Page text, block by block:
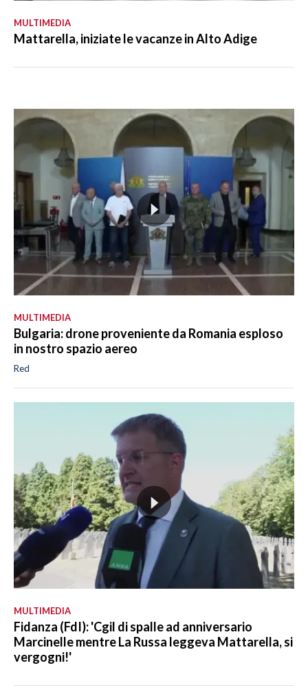
MULTIMEDIA
Mattarella, iniziate le vacanze in Alto Adige
MULTIMEDIA
Bulgaria: drone proveniente da Romania esploso
in nostro spazio aereo
Red
MULTIMEDIA
Fidanza (FdI): 'Cgil di spalle ad anniversario
Marcinelle mentre La Russa leggeva Mattarella, si
vergogni!'